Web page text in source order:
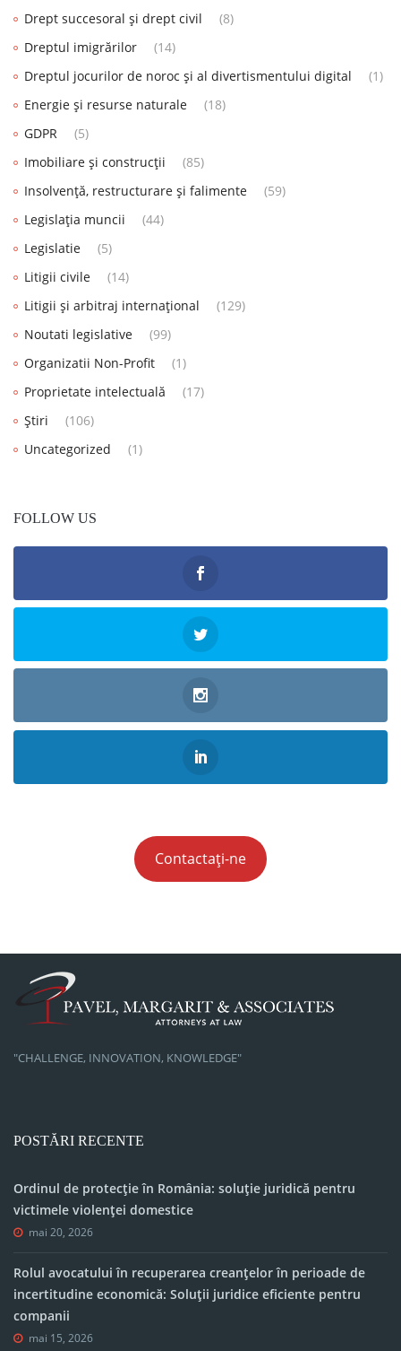
Drept succesoral și drept civil
(8)
Dreptul imigrărilor
(14)
Dreptul jocurilor de noroc și al divertismentului digital
(1)
Energie și resurse naturale
(18)
GDPR
(5)
Imobiliare și construcții
(85)
Insolvență, restructurare și falimente
(59)
Legislația muncii
(44)
Legislatie
(5)
Litigii civile
(14)
Litigii și arbitraj internațional
(129)
Noutati legislative
(99)
Organizatii Non-Profit
(1)
Proprietate intelectuală
(17)
Știri
(106)
Uncategorized
(1)
FOLLOW US
Contactați-ne
"CHALLENGE, INNOVATION, KNOWLEDGE"
POSTĂRI RECENTE
Ordinul de protecție în România: soluție juridică pentru
victimele violenței domestice
mai 20, 2026
Rolul avocatului în recuperarea creanțelor în perioade de
incertitudine economică: Soluții juridice eficiente pentru
companii
mai 15, 2026